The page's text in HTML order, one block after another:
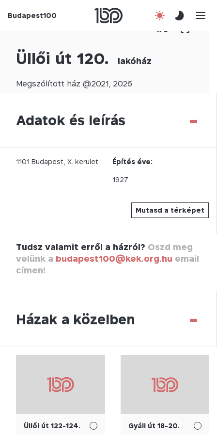
Budapest100
1/ 0
Üllői út 120. lakóház
Megszólított ház @2021, 2026
Adatok és leírás -
Mutasd a térképet
1101 Budapest, X. kerület Építés éve:
1927
Tudsz valamit erről a házról? Oszd meg
velünk a budapest100@kek.org.hu email
címen!
Házak a közelben -
Üllői út 122-124. Gyáli út 18-20.